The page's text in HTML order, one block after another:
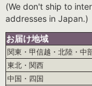
(We don't ship to
addresses in Japan.)
お届け地域
関東・甲信越・北陸・中
東北・関西
中国・四国